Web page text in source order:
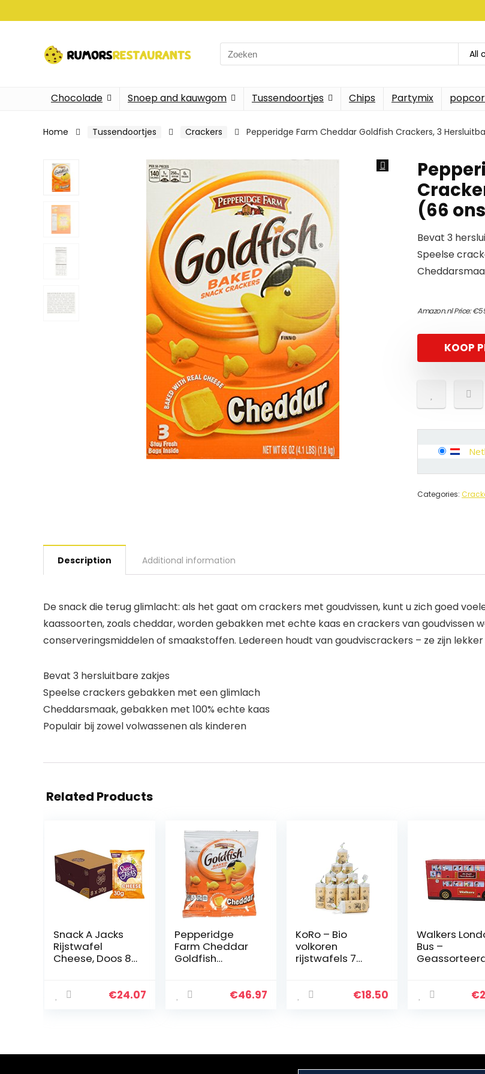
Search
for:
All
Chocolade Snoep and kauwgom Tussendoortjes Chips Partymix
Home Tussendoortjes Crackers Pepperidge Farm Cheddar Goldfish Crackers, 3
(66
Bevat 3
Speelse
Amazon.nl Price:€
KOOP
Categories:
Description Additional information
De snack die terug glimlacht: als het gaat om crackers met goudvissen, kunt u zich goed
kaassoorten, zoals cheddar, worden gebakken met echte kaas en crackers van goudvissen
conserveringsmiddelen of smaakstoffen. Ledereen houdt van goudviscrackers – ze zijn lekker
Bevat 3 hersluitbare zakjes
Speelse crackers gebakken met een glimlach
Cheddarsmaak, gebakken met 100% echte kaas
Populair bij zowel volwassenen als kinderen
Related Products
Snack A Jacks
Rijstwafel
Cheese, Doos 8
€24.07
Pepperidge
Farm Cheddar
Goldfish
€46.97
KoRo – Bio
volkoren
rijstwafels 7
€18.50
Walkers
Bus –
€